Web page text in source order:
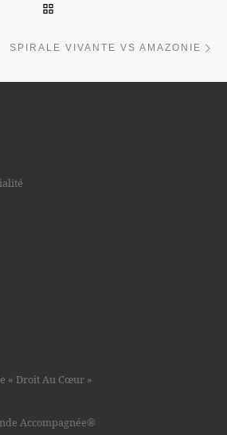
SPIRALE VIVANTE VS AMAZONIE
« Droit Au Cœur »
Accompagnée®